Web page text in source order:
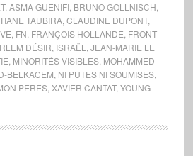
, ASMA GUENIFI, BRUNO GOLLNISCH
TAUBIRA, CLAUDINE DUPONT,
FN FRANÇOIS HOLLANDE FRONT
DÉSIR ISRAËL
JEAN-MARIE LE
MINORITÉS VISIBLES, MOHAMMED
BELKACEM NI PUTES NI SOUMISES,
PÈRES, XAVIER CANTAT, YOUNG